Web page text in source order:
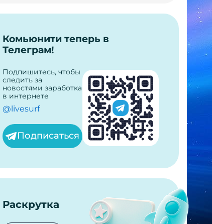
Комьюнити теперь в
Телеграм!
Подпишитесь, чтобы
следить за
новостями заработка
в интернете
@livesurf
Подписаться
Раскрутка